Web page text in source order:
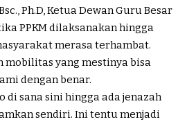
Ph.D, Ketua Dewan Guru Besar
PPKM dilaksanakan hingga
merasa terhambat.
mobilitas yang mestinya bisa
dengan benar.
di sana sini hingga ada jenazah
sendiri. Ini tentu menjadi